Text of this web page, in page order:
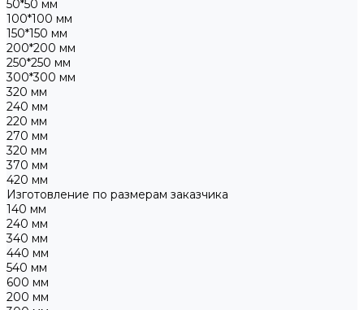
50*50 мм
100*100 мм
150*150 мм
200*200 мм
250*250 мм
300*300 мм
320 мм
240 мм
220 мм
270 мм
320 мм
370 мм
420 мм
Изготовление по размерам заказчика
140 мм
240 мм
340 мм
440 мм
540 мм
600 мм
200 мм